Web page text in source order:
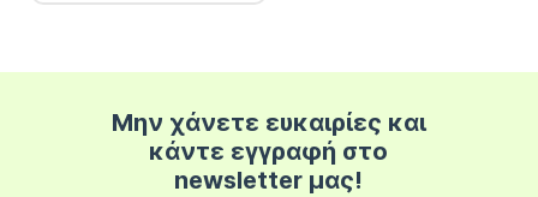
Μην χάνετε ευκαιρίες και
κάντε εγγραφή στο
newsletter μας!